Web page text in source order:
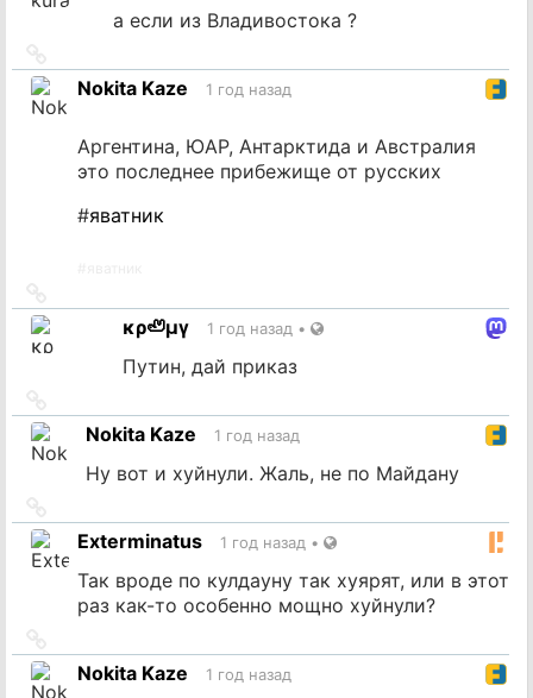
а если из Владивостока ?
на
источник
Nokita Kaze 1 год назад
Аргентина, ЮАР, Антарктида и Австралия
это последнее прибежище от русских
#яватник
на
источник κρ🦥μγ 1 год назад •
Путин, дай приказ
на
источникNokita Kaze 1 год назад
Ну вот и хуйнули. Жаль, не по Майдану
на
источник
Exterminatus 1 год назад •
Так вроде по кулдауну так хуярят, или в этот
раз как-то особенно мощно хуйнули?
на
источник
Nokita Kaze 1 год назад